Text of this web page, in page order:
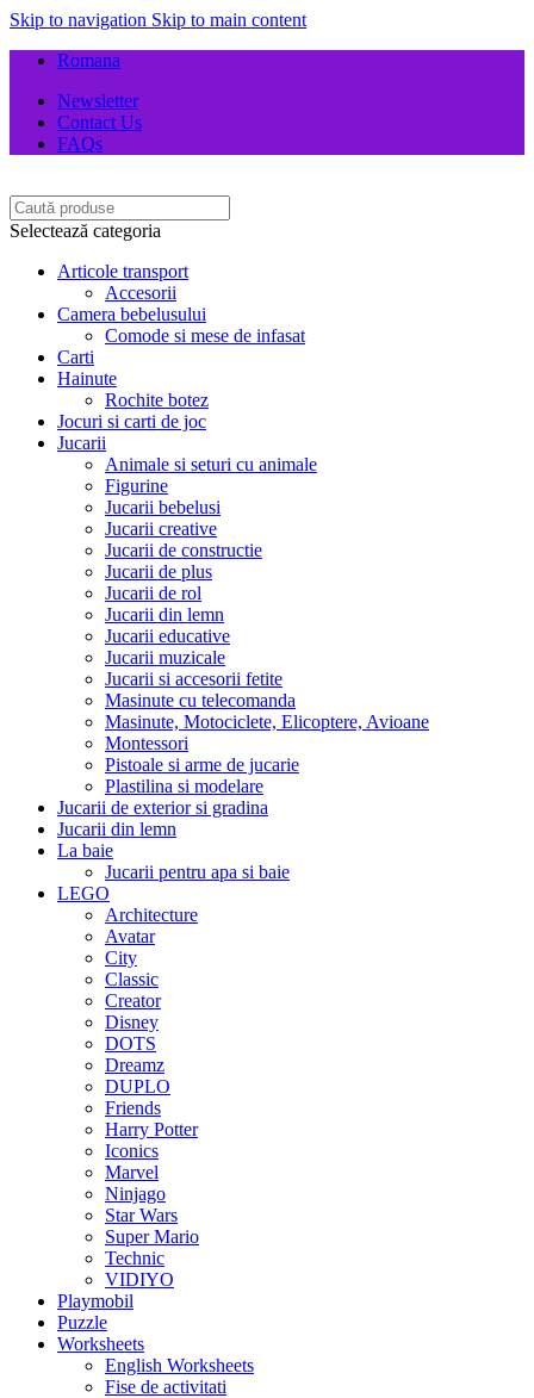
Skip to navigation Skip to main content
Romana
Newsletter
Contact Us
FAQs
Selectează categoria
Articole transport
Accesorii
Camera bebelusului
Comode si mese de infasat
Carti
Hainute
Rochite botez
Jocuri si carti de joc
Jucarii
Animale si seturi cu animale
Figurine
Jucarii bebelusi
Jucarii creative
Jucarii de constructie
Jucarii de plus
Jucarii de rol
Jucarii din lemn
Jucarii educative
Jucarii muzicale
Jucarii si accesorii fetite
Masinute cu telecomanda
Masinute, Motociclete, Elicoptere, Avioane
Montessori
Pistoale si arme de jucarie
Plastilina si modelare
Jucarii de exterior si gradina
Jucarii din lemn
La baie
Jucarii pentru apa si baie
LEGO
Architecture
Avatar
City
Classic
Creator
Disney
DOTS
Dreamz
DUPLO
Friends
Harry Potter
Iconics
Marvel
Ninjago
Star Wars
Super Mario
Technic
VIDIYO
Playmobil
Puzzle
Worksheets
English Worksheets
Fise de activitati